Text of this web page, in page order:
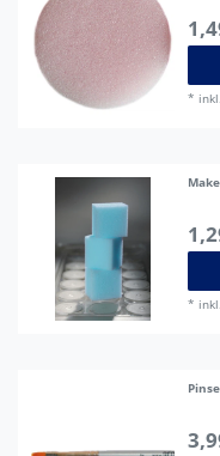
*
*